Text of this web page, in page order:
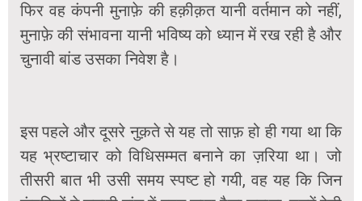
फिर वह कंपनी मुनाफ़े की हक़ीक़त यानी वर्तमान को नहीं,
मुनाफ़े की संभावना यानी भविष्य को ध्यान में रख रही है और
चुनावी बांड उसका निवेश है।
इस पहले और दूसरे नुक़ते से यह तो साफ़ हो ही गया था कि
यह भ्रष्टाचार को विधिसम्मत बनाने का ज़रिया था। जो
तीसरी बात भी उसी समय स्पष्ट हो गयी, वह यह कि जिन